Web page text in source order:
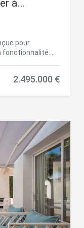
à
pour
fonctionnalité.
163 m²
la vie en bord
tout en
vie et les
une cuisine
un espace où
cuisine s'ouvre
directement
les repas et
intégré. La
2.495.000 €